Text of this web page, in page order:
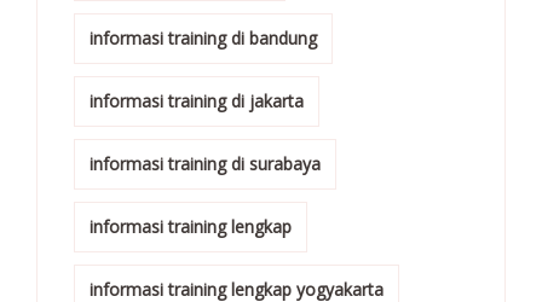
informasi training di bandung
informasi training di jakarta
informasi training di surabaya
informasi training lengkap
informasi training lengkap yogyakarta